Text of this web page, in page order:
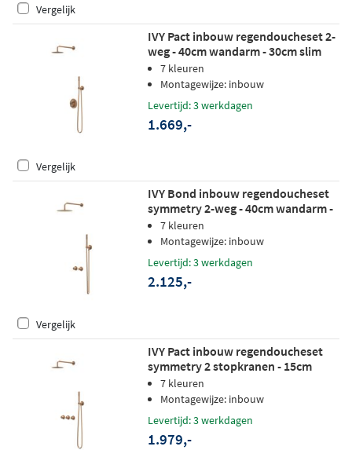
Vergelijk
IVY Pact inbouw regendoucheset 2-
weg - 40cm wandarm - 30cm slim
hoofddouche rond - wandhouder - 3-
standen handdouche - geborsteld
mat koper pvd
7 kleuren
Montagewijze: inbouw
Levertijd: 3 werkdagen
1.669,-
Vergelijk
IVY Bond inbouw regendoucheset
symmetry 2-weg - 40cm wandarm -
30cm medium hoofddouche -
wandhouder - satin spray
pvd
7 kleuren
Montagewijze: inbouw
Levertijd: 3 werkdagen
2.125,-
Vergelijk
IVY Pact inbouw regendoucheset
symmetry 2 stopkranen - 15cm
plafondbuis - 25cm medium
hoofddouche - wandhouder -
koper pvd
7 kleuren
Montagewijze: inbouw
Levertijd: 3 werkdagen
1.979,-